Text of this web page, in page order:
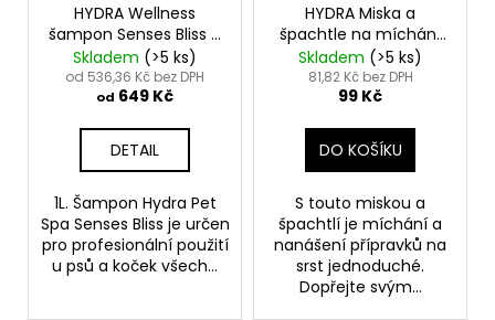
HYDRA Wellness
šampon Senses Bliss 1L
Shampoo
Skladem (>5 ks)
od 536,36 Kč bez DPH
od 649 Kč
DETAIL
1L. Šampon Hydra Pet
Spa Senses Bliss je určen
pro profesionální použití
u psů a koček všech...
HYDRA Miska a
špachtle na míchání
Wellness přípravků -
Pet Spa Senses Mixing
Bowl and Spatula
Skladem (>5 ks)
81,82 Kč bez DPH
99 Kč
DO KOŠÍKU
S touto miskou a
špachtlí je míchání a
nanášení přípravků na
srst jednoduché.
Dopřejte svým...